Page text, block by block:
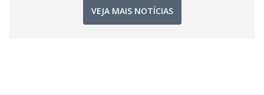
VEJA MAIS NOTÍCIAS